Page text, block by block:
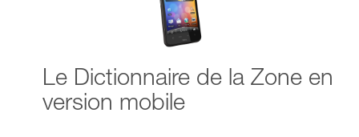
Le Dictionnaire de la Zone en
version mobile